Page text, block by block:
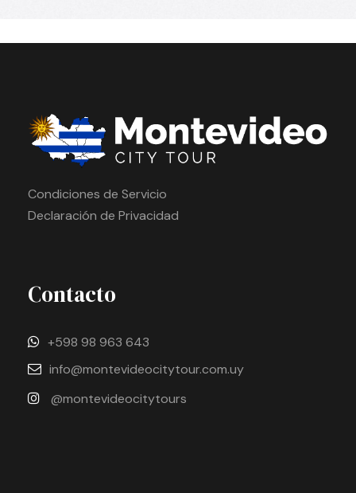
Condiciones de Servicio
Declaración de Privacidad
Contacto
+598 98 963 643
info@montevideocitytour.com.uy
@montevideocitytours